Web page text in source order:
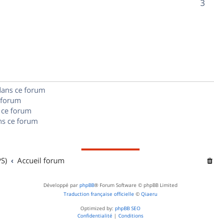
sp
e
3
ce forum
forum
ce forum
Accueil forum
Développé par phpBB® Forum Software © phpBB Limited
Traduction française officielle © Qiaeru
Optimized by: phpBB SEO
Confidentialité | Conditions